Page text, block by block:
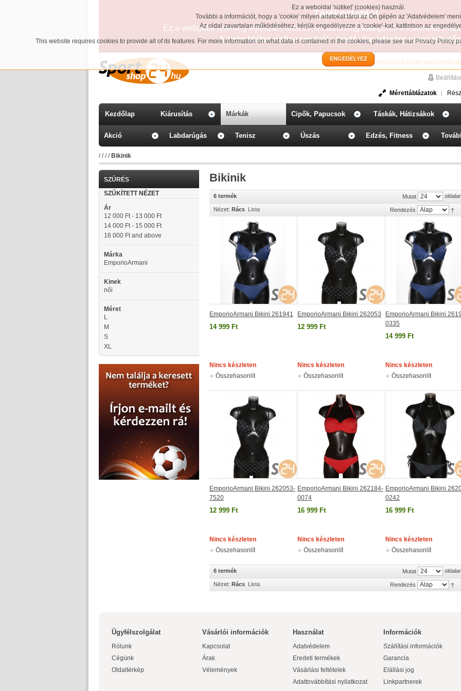
Ez a weboldal 'sütiket' (cookies) használ.
További a információt, hogy a 'cookie' milyen adatokat tárol az Ön gépén az 'Adatvédelem'
Az oldal zavartalan működéséhez, kérjük engedélyezze a 'cookie'-kat, kattintson az
This website requires cookies to provide all of its features. For more information on what data is contained in the cookies, please see ourPrivacy Policy
ENGEDÉLYEZ
Tájékoztatás!
Ez a weboldal jelenleg fejlesztés alatt áll, és kizárólag kategória- és
A weboldalon online rendelés leadására jelenleg nincs
Üdvözöljük a SportShop24 Sport
Mérettáblázatok
Kezdőlap Kiárusítás Márkák Cipők, Papucsok Táskák, Hátizsákok
Akció Labdarúgás Tenisz Úszás Edzés, Fitness
//// Bikinik
SZŰRÉS
SZŰKÍTETT NÉZET
Ár
12 000 Ft- 13 000 Ft
14 000 Ft- 15 000 Ft
16 000 Ftand above
Márka
EmporioArmani
Kinek
női
Méret
L
M
S
XL
Bikinik
6 termék Mutat
Nézet: Rács Lista Rendezés
EmporioArmani Bikini 261941
14 999 Ft
Nincs készleten
Összehasonlít
EmporioArmani Bikini 262053
12 999 Ft
Nincs készleten
Összehasonlít
EmporioArmani Bikini
0335
14 999 Ft
Nincs készleten
Összehasonlít
EmporioArmani Bikini 262053-
7520
12 999 Ft
Nincs készleten
Összehasonlít
EmporioArmani Bikini 262184-
0074
16 999 Ft
Nincs készleten
Összehasonlít
EmporioArmani Bikini
0242
16 999 Ft
Nincs készleten
Összehasonlít
6 termék Mutat
Nézet: Rács Lista Rendezés
Ügyfélszolgálat
Rólunk
Cégünk
Oldaltérkép
Vásárlói információk
Kapcsolat
Árak
Vélemények
Használat
Adatvédelem
Eredeti termékek
Vásárlási feltételek
Adattovábbítási nyilatkozat
Információk
Szállítási információk
Garancia
Elállási jog
Linkpartnerek